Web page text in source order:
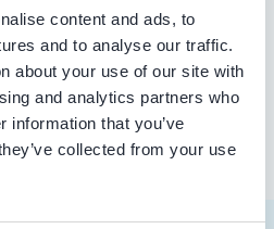
content and ads, to
and to analyse our traffic.
about your use of our site with
and analytics partners who
information that you’ve
collected from your use